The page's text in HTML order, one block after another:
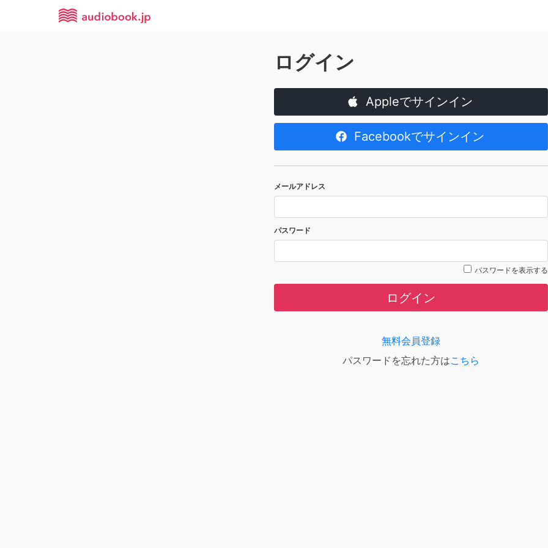
ログイン
Appleでサインイン
Facebookでサインイン
メールアドレス
パスワード
パスワードを表示する
ログイン
無料会員登録
パスワードを忘れた方はこちら